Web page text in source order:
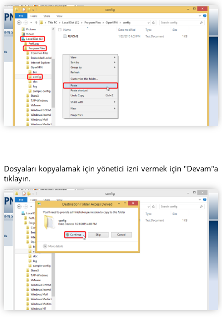
Dosyaları kopyalamak için yönetici izni vermek için "Devam"a
tıklayın.